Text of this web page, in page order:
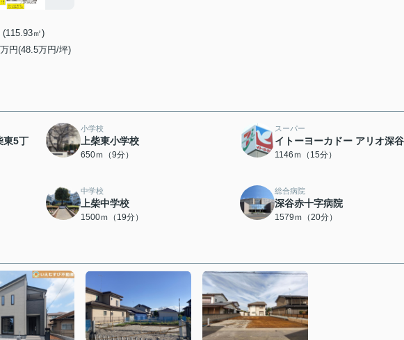
(115.93㎡)
万円(48.5万円/坪)
東5丁
小学校
上柴東小学校
650ｍ（9分）
スーパー
イトーヨーカドー アリオ深
1146ｍ（15分）
中学校
上柴中学校
1500ｍ（19分）
総合病院
深谷赤十字病院
1579ｍ（20分）